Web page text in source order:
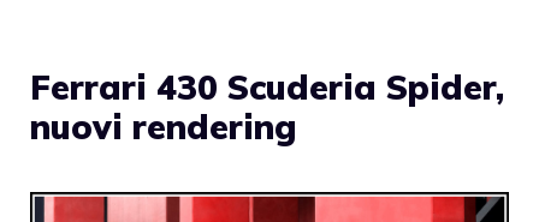
Ferrari 430 Scuderia Spider,
nuovi rendering